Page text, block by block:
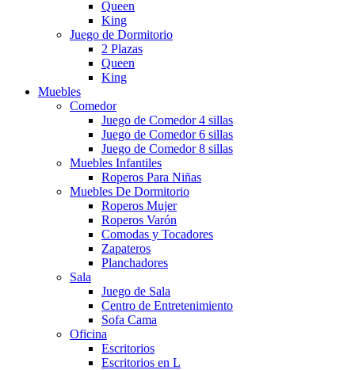
Queen
King
Juego de Dormitorio
2 Plazas
Queen
King
Muebles
Comedor
Juego de Comedor 4 sillas
Juego de Comedor 6 sillas
Juego de Comedor 8 sillas
Muebles Infantiles
Roperos Para Niñas
Muebles De Dormitorio
Roperos Mujer
Roperos Varón
Comodas y Tocadores
Zapateros
Planchadores
Sala
Juego de Sala
Centro de Entretenimiento
Sofa Cama
Oficina
Escritorios
Escritorios en L